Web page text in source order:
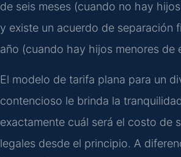
de seis meses (cuando no hay
y existe un acuerdo de separación
año (cuando hay hijos menores de
El modelo de tarifa plana para un
contencioso le brinda la
exactamente cuál será el costo de
legales desde el principio. A